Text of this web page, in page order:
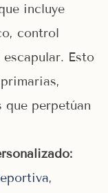
incluye
control
Esto
que perpetúan
,